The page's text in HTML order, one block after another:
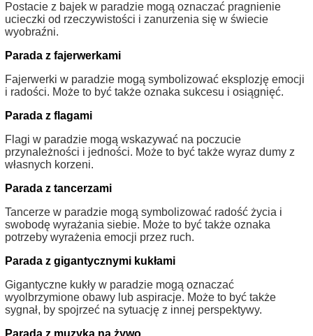
Postacie z bajek w paradzie mogą oznaczać pragnienie
ucieczki od rzeczywistości i zanurzenia się w świecie
wyobraźni.
Parada z fajerwerkami
Fajerwerki w paradzie mogą symbolizować eksplozję emocji
i radości. Może to być także oznaka sukcesu i osiągnięć.
Parada z flagami
Flagi w paradzie mogą wskazywać na poczucie
przynależności i jedności. Może to być także wyraz dumy z
własnych korzeni.
Parada z tancerzami
Tancerze w paradzie mogą symbolizować radość życia i
swobodę wyrażania siebie. Może to być także oznaka
potrzeby wyrażenia emocji przez ruch.
Parada z gigantycznymi kukłami
Gigantyczne kukły w paradzie mogą oznaczać
wyolbrzymione obawy lub aspiracje. Może to być także
sygnał, by spojrzeć na sytuację z innej perspektywy.
Parada z muzyką na żywo